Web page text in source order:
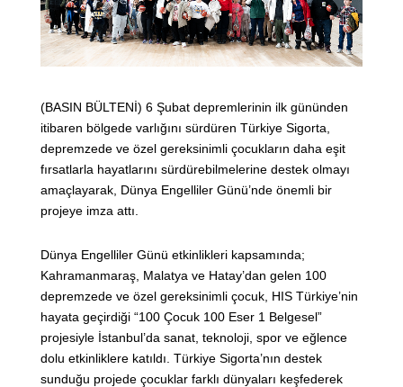
(BASIN BÜLTENİ) 6 Şubat depremlerinin ilk gününden
itibaren bölgede varlığını sürdüren Türkiye Sigorta,
depremzede ve özel gereksinimli çocukların daha eşit
fırsatlarla hayatlarını sürdürebilmelerine destek olmayı
amaçlayarak, Dünya Engelliler Günü’nde önemli bir
projeye imza attı.
Dünya Engelliler Günü etkinlikleri kapsamında;
Kahramanmaraş, Malatya ve Hatay’dan gelen 100
depremzede ve özel gereksinimli çocuk, HIS Türkiye’nin
hayata geçirdiği “100 Çocuk 100 Eser 1 Belgesel”
projesiyle İstanbul’da sanat, teknoloji, spor ve eğlence
dolu etkinliklere katıldı. Türkiye Sigorta’nın destek
sunduğu projede çocuklar farklı dünyaları keşfederek